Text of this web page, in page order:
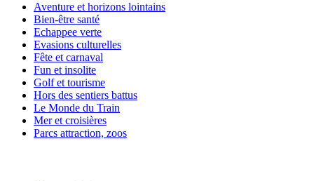
Aventure et horizons lointains
Bien-être santé
Echappee verte
Evasions culturelles
Fête et carnaval
Fun et insolite
Golf et tourisme
Hors des sentiers battus
Le Monde du Train
Mer et croisières
Parcs attraction, zoos